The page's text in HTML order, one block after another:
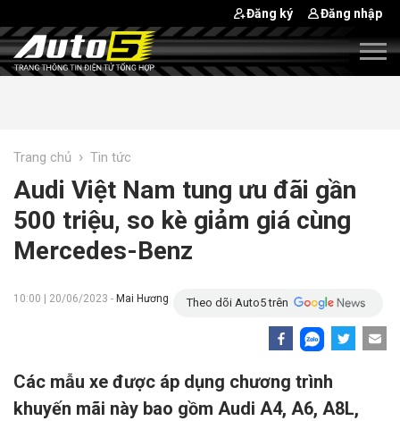
Đăng ký Đăng nhập
Trang chủ › Tin tức
Audi Việt Nam tung ưu đãi gần
500 triệu, so kè giảm giá cùng
Mercedes-Benz
10:00 | 20/06/2023 - Mai Hương Theo dõi Auto5 trên
Các mẫu xe được áp dụng chương trình
khuyến mãi này bao gồm Audi A4, A6, A8L,